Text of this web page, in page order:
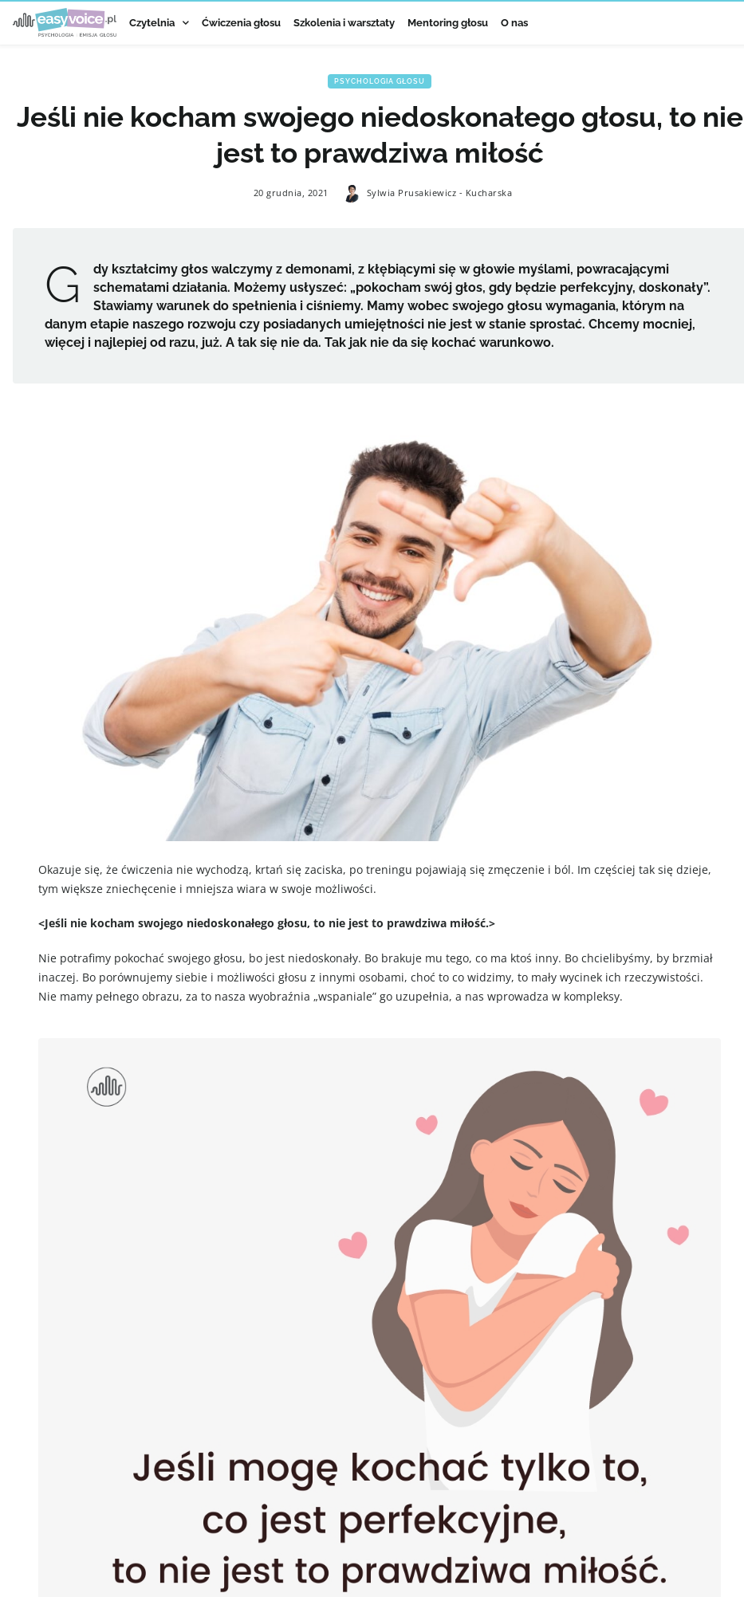
Czytelnia Ćwiczenia głosu Szkolenia i warsztaty Mentoring głosu O nas
PSYCHOLOGIA GŁOSU
Jeśli nie kocham swojego niedoskonałego głosu, to nie
jest to prawdziwa miłość
20 grudnia, 2021 Sylwia Prusakiewicz - Kucharska
G
dy kształcimy głos walczymy z demonami, z kłębiącymi się w głowie myślami, powracającymi
schematami działania. Możemy usłyszeć: „pokocham swój głos, gdy będzie perfekcyjny, doskonały”.
Stawiamy warunek do spełnienia i ciśniemy. Mamy wobec swojego głosu wymagania, którym na
danym etapie naszego rozwoju czy posiadanych umiejętności nie jest w stanie sprostać. Chcemy mocniej,
więcej i najlepiej od razu, już. A tak się nie da. Tak jak nie da się kochać warunkowo.
Okazuje się, że ćwiczenia nie wychodzą, krtań się zaciska, po treningu pojawiają się zmęczenie i ból. Im częściej tak się dzieje,
tym większe zniechęcenie i mniejsza wiara w swoje możliwości.
<Jeśli nie kocham swojego niedoskonałego głosu, to nie jest to prawdziwa miłość.>
Nie potrafimy pokochać swojego głosu, bo jest niedoskonały. Bo brakuje mu tego, co ma ktoś inny. Bo chcielibyśmy, by brzmiał
inaczej. Bo porównujemy siebie i możliwości głosu z innymi osobami, choć to co widzimy, to mały wycinek ich rzeczywistości.
Nie mamy pełnego obrazu, za to nasza wyobraźnia „wspaniale” go uzupełnia, a nas wprowadza w kompleksy.